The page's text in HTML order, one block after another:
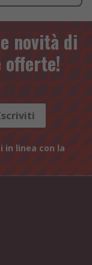
novità di
offerte!
linea con la